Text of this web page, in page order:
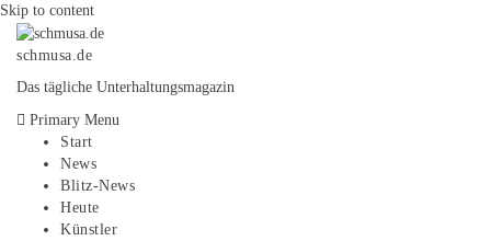
Skip to content
schmusa.de
Das tägliche Unterhaltungsmagazin
Primary Menu
Start
News
Blitz-News
Heute
Künstler